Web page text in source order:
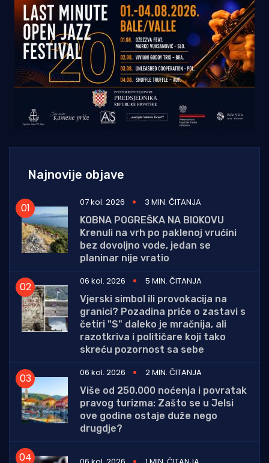
Najnovije objave
07 kol. 2026
3 MIN. ČITANJA
KOBNA POGREŠKA NA BIOKOVU
Krenuli na vrh po paklenoj vrućini
bez dovoljno vode, jedan se
planinar nije vratio
06 kol. 2026
5 MIN. ČITANJA
Vjerski simbol ili provokacija na
granici? Pozadina priče o zastavi s
četiri "S" daleko je mračnija, ali
razotkriva i političare koji tako
skreću pozornost sa sebe
06 kol. 2026
2 MIN. ČITANJA
Više od 250.000 noćenja i povratak
pravog turizma: Zašto se u Jelsi
ove godine ostaje duže nego
drugdje?